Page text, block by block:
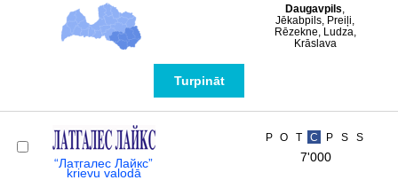
Daugavpils,
Jēkabpils, Preiļi,
Rēzekne, Ludza,
Krāslava
Turpināt
“Латгалес Лайкс”
krievu valodā
P O T C P S S
7'000